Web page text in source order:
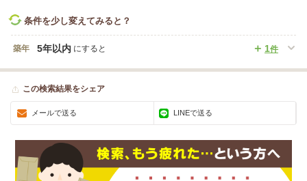
条件を少し変えてみると？
築年 1件
5年以内 にすると
この検索結果をシェア
メールで送る LINEで送る